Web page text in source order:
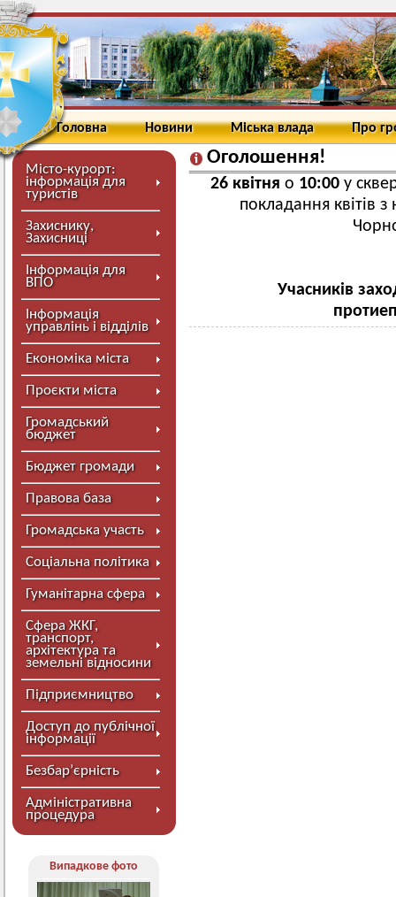
Головна Новини Міська влада Про
Місто-курорт:
інформація для
туристів
Захиснику,
Захисниці
Інформація для
ВПО
Інформація
управлінь і відділів
Економіка міста
Проєкти міста
Громадський
бюджет
Бюджет громади
Правова база
Громадська участь
Соціальна політика
Гуманітарна сфера
Сфера ЖКГ,
транспорт,
архітектура та
земельні відносини
Підприємництво
Доступ до публічної
інформації
Безбар’єрність
Адміністративна
процедура
Випадкове фото
Оголошення!
26 квітня о 10:00у
покладання квітів з
Учасників